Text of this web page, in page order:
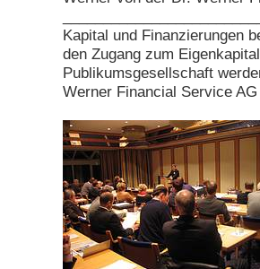
Kapital und Finanzierungen
den Zugang zum
Publikumsgesellschaft
Werner Financial Service AG